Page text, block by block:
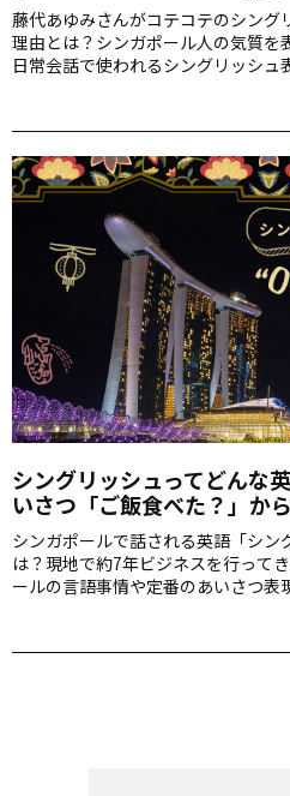
藤代あゆみさんがコテコテのシング
理由とは？シンガポール人の気質を
日常会話で使われるシングリッシュ
シングリッシュってどんな
いさつ「ご飯食べた？」か
シンガポールで話される英語「シ
は？現地で約7年ビジネスを行って
ールの言語事情や定番のあいさつ表